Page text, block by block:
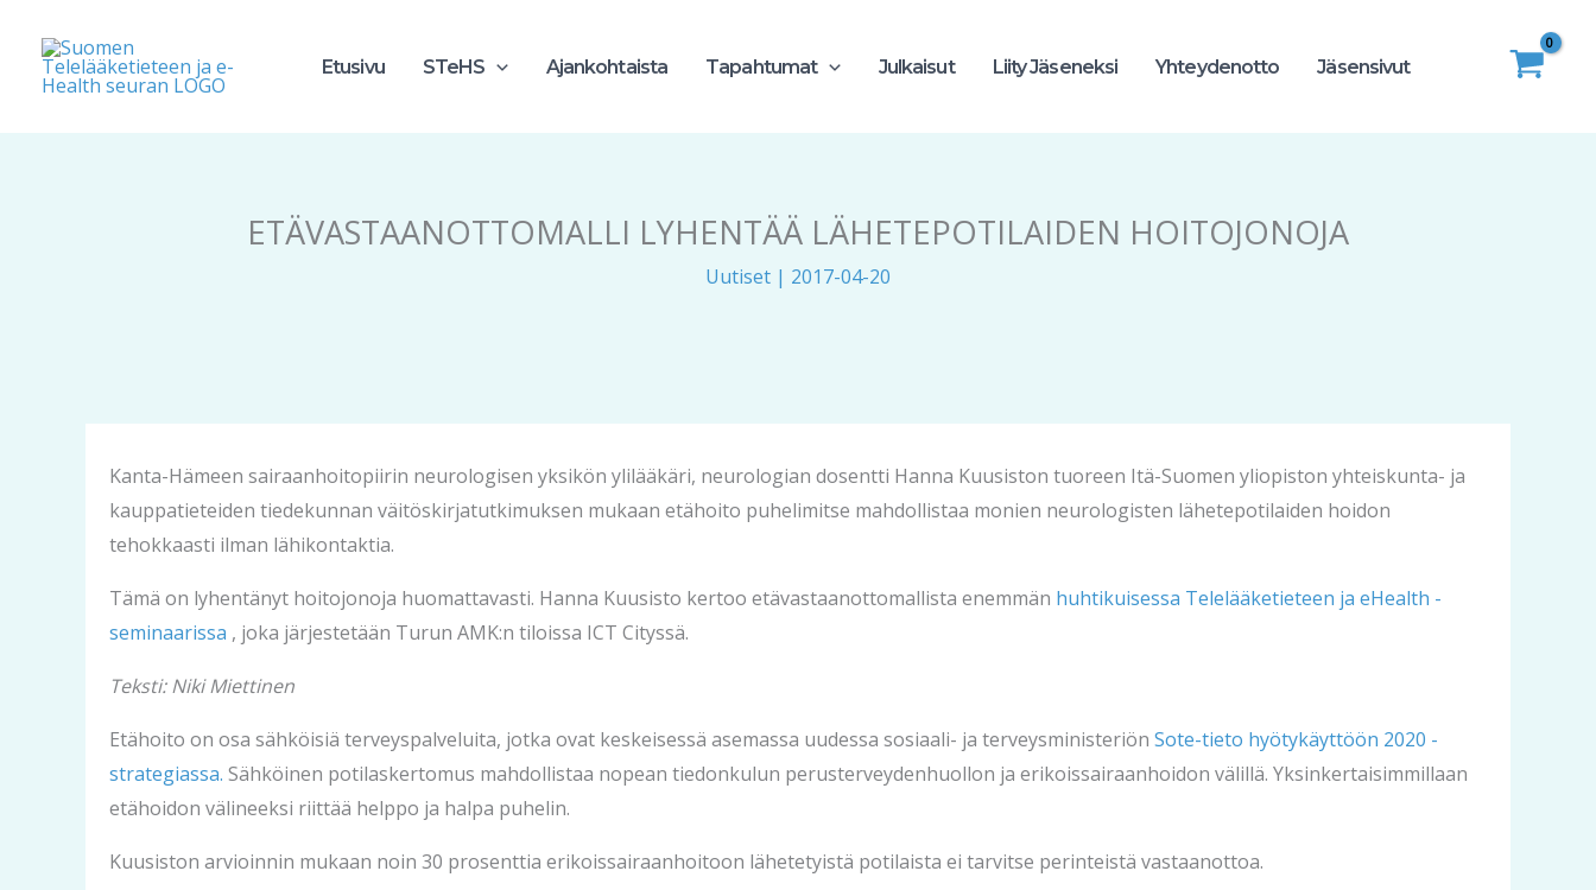
sisältöön
Etusivu STeHS Ajankohtaista Tapahtumat Julkaisut Liity Jäseneksi Yhteydenotto Jäsensivut
ETÄVASTAANOTTOMALLI LYHENTÄÄ LÄHETEPOTILAIDEN HOITOJONOJA
Uutiset | 2017-04-20
Kanta-Hämeen sairaanhoitopiirin neurologisen yksikön ylilääkäri, neurologian dosentti Hanna Kuusiston tuoreen Itä-Suomen yliopiston yhteiskunta- ja
kauppatieteiden tiedekunnan väitöskirjatutkimuksen mukaan etähoito puhelimitse mahdollistaa monien neurologisten lähetepotilaiden hoidon
tehokkaasti ilman lähikontaktia.
Tämä on lyhentänyt hoitojonoja huomattavasti. Hanna Kuusisto kertoo etävastaanottomallista enemmän huhtikuisessa Telelääketieteen ja eHealth -
seminaarissa , joka järjestetään Turun AMK:n tiloissa ICT Cityssä.
Teksti: Niki Miettinen
Etähoito on osa sähköisiä terveyspalveluita, jotka ovat keskeisessä asemassa uudessa sosiaali- ja terveysministeriön Sote-tieto hyötykäyttöön 2020 -
strategiassa. Sähköinen potilaskertomus mahdollistaa nopean tiedonkulun perusterveydenhuollon ja erikoissairaanhoidon välillä. Yksinkertaisimmillaan
etähoidon välineeksi riittää helppo ja halpa puhelin.
Kuusiston arvioinnin mukaan noin 30 prosenttia erikoissairaanhoitoon lähetetyistä potilaista ei tarvitse perinteistä vastaanottoa.